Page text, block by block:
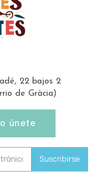
22 bajos 2
de Gràcia)
únete
Suscribirse